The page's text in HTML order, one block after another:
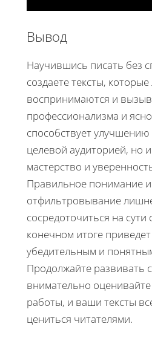
Вывод
Научившись писать без
создаете тексты, которые
воспринимаются и
профессионализма и
способствует
целевой аудиторией, но
мастерство и
Правильное понимание и
отфильтровывание
сосредоточиться на
конечном итоге
убедительным и
Продолжайте развивать
внимательно
работы, и ваши тексты
цениться читателями.